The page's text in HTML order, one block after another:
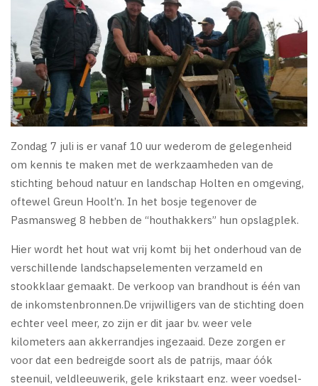
Zondag 7 juli is er vanaf 10 uur wederom de gelegenheid
om kennis te maken met de werkzaamheden van de
stichting behoud natuur en landschap Holten en omgeving,
oftewel Greun Hoolt’n. In het bosje tegenover de
Pasmansweg 8 hebben de “houthakkers” hun opslagplek.
Hier wordt het hout wat vrij komt bij het onderhoud van de
verschillende landschapselementen verzameld en
stookklaar gemaakt. De verkoop van brandhout is één van
de inkomstenbronnen.De vrijwilligers van de stichting doen
echter veel meer, zo zijn er dit jaar bv. weer vele
kilometers aan akkerrandjes ingezaaid. Deze zorgen er
voor dat een bedreigde soort als de patrijs, maar óók
steenuil, veldleeuwerik, gele krikstaart enz. weer voedsel-